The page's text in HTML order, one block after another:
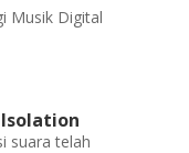
Musik Digital
suara telah